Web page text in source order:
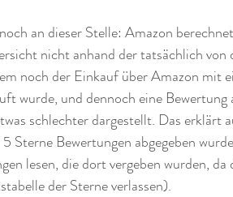
an dieser Stelle: Amazon
nicht anhand der tatsächlich von
noch der Einkauf über Amazon mit
wurde, und dennoch eine
schlechter dargestellt. Das erklärt
Sterne Bewertungen abgegeben
lesen, die dort vergeben wurden, da
der Sterne verlassen).